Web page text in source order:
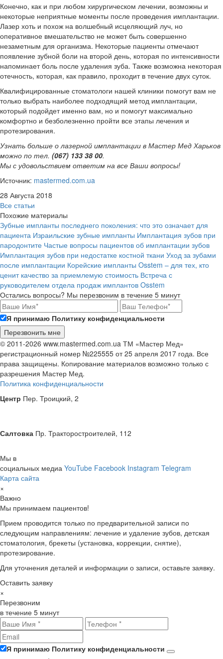
Конечно, как и при любом хирургическом лечении, возможны и
некоторые неприятные моменты после проведения имплантации.
Лазер хоть и похож на волшебный исцеляющий луч, но
оперативное вмешательство не может быть совершенно
незаметным для организма. Некоторые пациенты отмечают
появление зубной боли на второй день, которая по интенсивности
напоминает боль после удаления зуба. Также возможна некоторая
отечность, которая, как правило, проходит в течение двух суток.
Квалифицированные стоматологи нашей клиники помогут вам не
только выбрать наиболее подходящий метод имплантации,
который подойдет именно вам, но и помогут максимально
комфортно и безболезненно пройти все этапы лечения и
протезирования.
Узнать больше о лазерной имплантации в Мастер Мед Харьков
можно по тел. (067) 133 38 00.
Мы с удовольствием ответим на все Ваши вопросы!
Источник: mastermed.com.ua
28 Августа 2018
Все статьи
Похожие материалы
Зубные импланты последнего поколения: что это означает для
пациента Израильские зубные импланты Имплантация зубов при
пародонтите Частые вопросы пациентов об имплантации зубов
Имплантация зубов при недостатке костной ткани Уход за зубами
после имплантации Корейские импланты Osstem – для тех, кто
ценит качество за приемлемую стоимость Встреча с
руководителем отдела продаж имплантов Osstem
Остались вопросы? Мы перезвоним в течение 5 минут
Я принимаю Политику конфиденциальности
© 2011-2026 www.mastermed.com.ua ТМ «Мастер Мед»
регистрационный номер №225555 от 25 апреля 2017 года. Все
права защищены. Копирование материалов возможно только с
разрешения Мастер Мед.
Политика конфиденциальности
Центр Пер. Троицкий, 2
Салтовка Пр. Тракторостроителей, 112
Мы в
социальных медиа YouTube Facebook Instagram Telegram
Карта сайта
×
Важно
Мы принимаем пациентов!
Прием проводится только по предварительной записи по
следующим направлениям: лечение и удаление зубов, детская
стоматология, брекеты (установка, коррекции, снятие),
протезирование.
Для уточнения деталей и информации о записи, оставьте заявку.
Оставить заявку
×
Перезвоним
в течение 5 минут
Я принимаю Политику конфиденциальности